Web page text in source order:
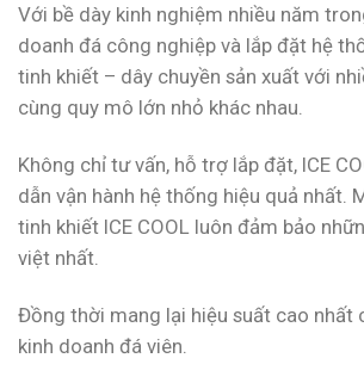
Với bề dày kinh nghiệm nhiều năm
doanh đá công nghiệp và lắp đặt hệ
tinh khiết – dây chuyền sản xuất với
cùng quy mô lớn nhỏ khác nhau.
Không chỉ tư vấn, hỗ trợ lắp đặt, ICE
dẫn vận hành hệ thống hiệu quả nhất.
tinh khiết ICE COOL luôn đảm bảo
việt nhất.
Đồng thời mang lại hiệu suất cao nhất
kinh doanh đá viên.